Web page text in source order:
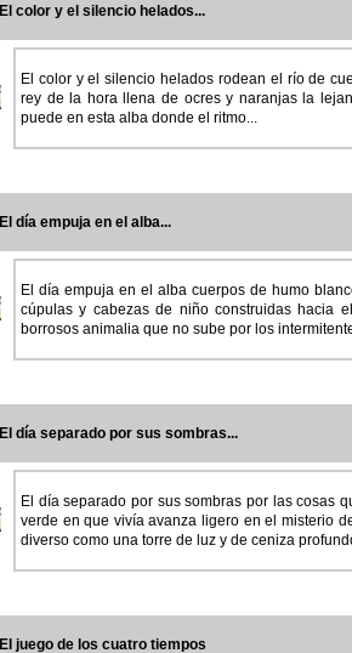
El color y el silencio helados...
El color y el silencio helados rodean el río de
rey de la hora llena de ocres y naranjas la
puede en esta alba donde el ritmo...
El día empuja en el alba...
El día empuja en el alba cuerpos de humo
cúpulas y cabezas de niño construidas hacia
borrosos animalia que no sube por los
El día separado por sus sombras...
El día separado por sus sombras por las cosas
verde en que vivía avanza ligero en el misterio
diverso como una torre de luz y de ceniza
El juego de los cuatro tiempos